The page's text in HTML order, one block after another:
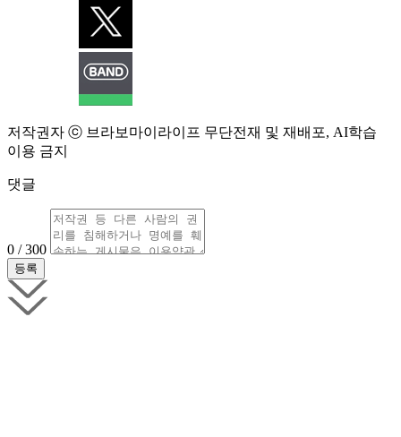
저작권자 ⓒ 브라보마이라이프 무단전재 및 재배포, AI학습
이용 금지
댓글
0 / 300